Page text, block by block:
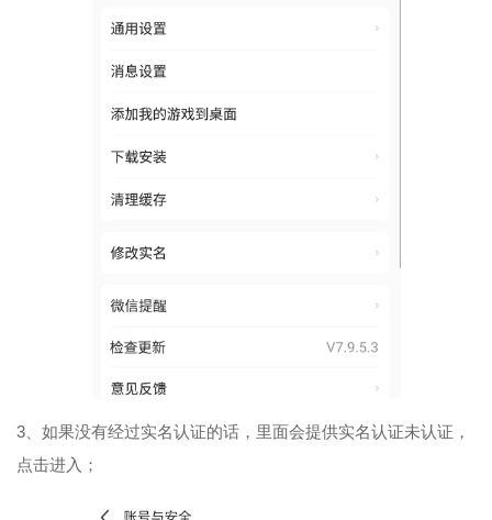
3、如果没有经过实名认证的话，里面会提供实名认证未认证，
点击进入；